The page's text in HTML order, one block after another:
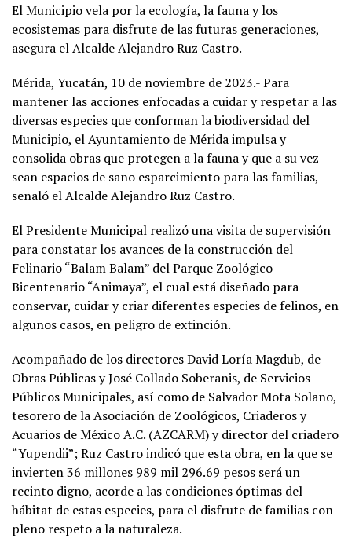
El Municipio vela por la ecología, la fauna y los
ecosistemas para disfrute de las futuras generaciones,
asegura el Alcalde Alejandro Ruz Castro.
Mérida, Yucatán, 10 de noviembre de 2023.- Para
mantener las acciones enfocadas a cuidar y respetar a las
diversas especies que conforman la biodiversidad del
Municipio, el Ayuntamiento de Mérida impulsa y
consolida obras que protegen a la fauna y que a su vez
sean espacios de sano esparcimiento para las familias,
señaló el Alcalde Alejandro Ruz Castro.
El Presidente Municipal realizó una visita de supervisión
para constatar los avances de la construcción del
Felinario “Balam Balam” del Parque Zoológico
Bicentenario “Animaya”, el cual está diseñado para
conservar, cuidar y criar diferentes especies de felinos, en
algunos casos, en peligro de extinción.
Acompañado de los directores David Loría Magdub, de
Obras Públicas y José Collado Soberanis, de Servicios
Públicos Municipales, así como de Salvador Mota Solano,
tesorero de la Asociación de Zoológicos, Criaderos y
Acuarios de México A.C. (AZCARM) y director del criadero
“Yupendii”; Ruz Castro indicó que esta obra, en la que se
invierten 36 millones 989 mil 296.69 pesos será un
recinto digno, acorde a las condiciones óptimas del
hábitat de estas especies, para el disfrute de familias con
pleno respeto a la naturaleza.